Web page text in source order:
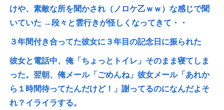
けや、素敵な所を聞かされ（ノロケ乙ｗｗ）な感じで聞
いていた →段々と雲行きが怪しくなってきて・・
３年間付き合ってた彼女に３年目の記念日に振られた
彼女と電話中、俺「ちょっとトイレ」そのまま寝てしま
った。翌朝、俺メール「ごめんね」彼女メール「あれか
ら１時間待ってたんだけど！」謝ってるのになんだよそ
れ？イライラする。